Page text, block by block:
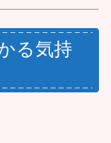
る気持